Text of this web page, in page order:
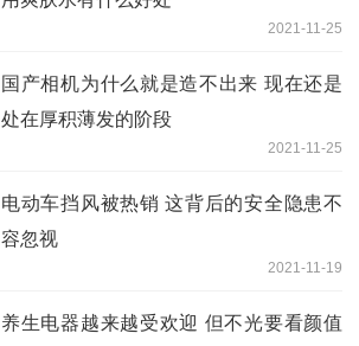
2021-11-25
国产相机为什么就是造不出来 现在还是
处在厚积薄发的阶段
2021-11-25
电动车挡风被热销 这背后的安全隐患不
容忽视
2021-11-19
养生电器越来越受欢迎 但不光要看颜值